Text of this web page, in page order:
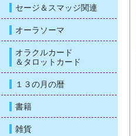
セージ＆スマッジ関連
オーラソーマ
オラクルカード
＆タロットカード
１３の月の暦
書籍
雑貨